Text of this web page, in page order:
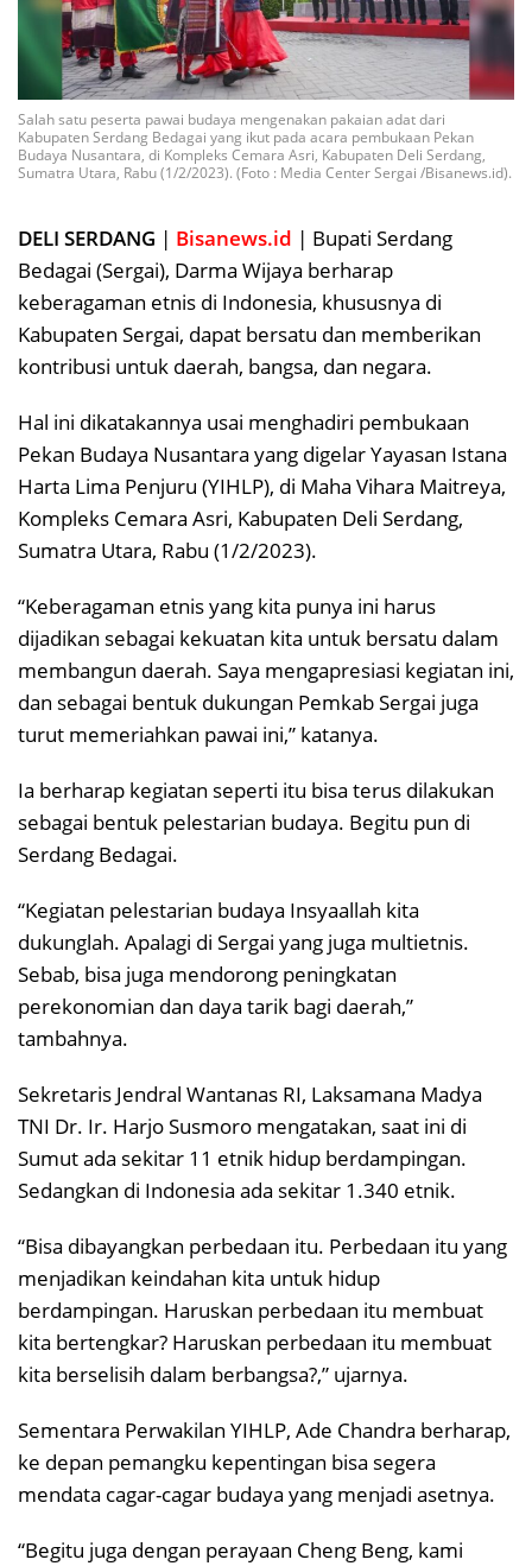
Salah satu peserta pawai budaya mengenakan pakaian adat dari
Kabupaten Serdang Bedagai yang ikut pada acara pembukaan Pekan
Budaya Nusantara, di Kompleks Cemara Asri, Kabupaten Deli Serdang,
Sumatra Utara, Rabu (1/2/2023). (Foto : Media Center Sergai /Bisanews.id).
DELI SERDANG | Bisanews.id | Bupati Serdang
Bedagai (Sergai), Darma Wijaya berharap
keberagaman etnis di Indonesia, khususnya di
Kabupaten Sergai, dapat bersatu dan memberikan
kontribusi untuk daerah, bangsa, dan negara.
Hal ini dikatakannya usai menghadiri pembukaan
Pekan Budaya Nusantara yang digelar Yayasan Istana
Harta Lima Penjuru (YIHLP), di Maha Vihara Maitreya,
Kompleks Cemara Asri, Kabupaten Deli Serdang,
Sumatra Utara, Rabu (1/2/2023).
“Keberagaman etnis yang kita punya ini harus
dijadikan sebagai kekuatan kita untuk bersatu dalam
membangun daerah. Saya mengapresiasi kegiatan ini,
dan sebagai bentuk dukungan Pemkab Sergai juga
turut memeriahkan pawai ini,” katanya.
Ia berharap kegiatan seperti itu bisa terus dilakukan
sebagai bentuk pelestarian budaya. Begitu pun di
Serdang Bedagai.
“Kegiatan pelestarian budaya Insyaallah kita
dukunglah. Apalagi di Sergai yang juga multietnis.
Sebab, bisa juga mendorong peningkatan
perekonomian dan daya tarik bagi daerah,”
tambahnya.
Sekretaris Jendral Wantanas RI, Laksamana Madya
TNI Dr. Ir. Harjo Susmoro mengatakan, saat ini di
Sumut ada sekitar 11 etnik hidup berdampingan.
Sedangkan di Indonesia ada sekitar 1.340 etnik.
“Bisa dibayangkan perbedaan itu. Perbedaan itu yang
menjadikan keindahan kita untuk hidup
berdampingan. Haruskan perbedaan itu membuat
kita bertengkar? Haruskan perbedaan itu membuat
kita berselisih dalam berbangsa?,” ujarnya.
Sementara Perwakilan YIHLP, Ade Chandra berharap,
ke depan pemangku kepentingan bisa segera
mendata cagar-cagar budaya yang menjadi asetnya.
“Begitu juga dengan perayaan Cheng Beng, kami